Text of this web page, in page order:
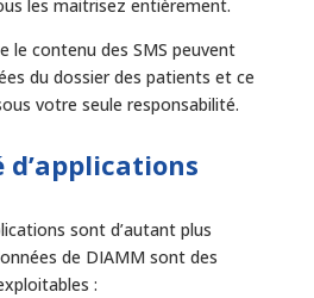
les maitrisez entièrement.
le contenu des SMS peuvent
du dossier des patients et ce
votre seule responsabilité.
sont d’autant plus
de DIAMM sont des
: